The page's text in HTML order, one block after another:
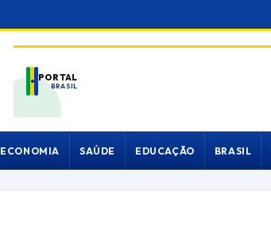
PORTAL
BRASIL
ECONOMIA SAÚDE EDUCAÇÃO BRASIL